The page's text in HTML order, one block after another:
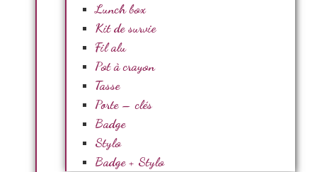
Lunch box
Kit de survie
Fil alu
Pot à crayon
Tasse
Porte – clés
Badge
Stylo
Badge + Stylo